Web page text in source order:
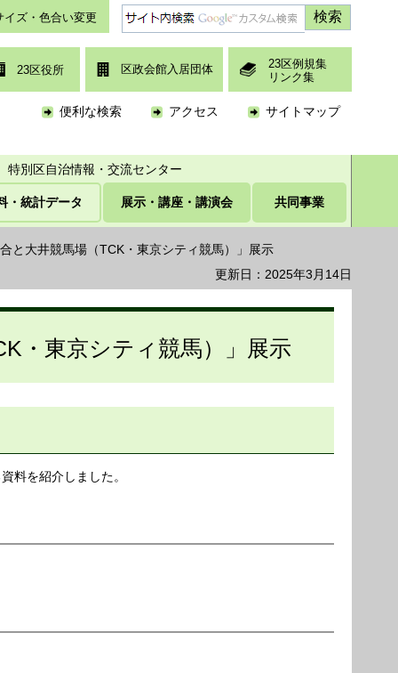
イズ・色合い変更
23区役所 区政会館入居団体
23区例規集
リンク集
便利な検索 アクセス サイトマップ
特別区自治情報・交流センター
・統計データ 展示・講座・講演会 共同事業
と大井競馬場（TCK・東京シティ競馬）」展示
更新日：2025年3月14日
・東京シティ競馬）」展示
料を紹介しました。